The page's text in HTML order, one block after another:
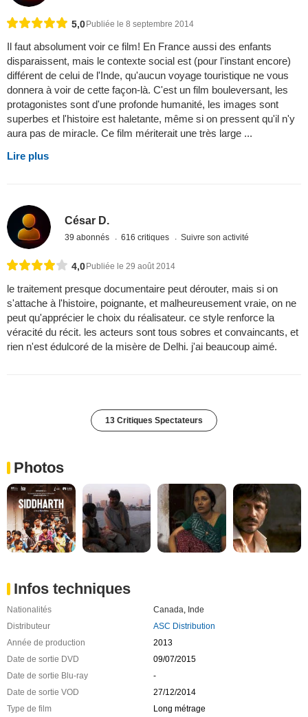
5,0Publiée le 8 septembre 2014
Il faut absolument voir ce film! En France aussi des enfants
disparaissent, mais le contexte social est (pour l'instant encore)
différent de celui de l'Inde, qu'aucun voyage touristique ne vous
donnera à voir de cette façon-là. C'est un film bouleversant, les
protagonistes sont d'une profonde humanité, les images sont
superbes et l'histoire est haletante, même si on pressent qu'il n'y
aura pas de miracle. Ce film mériterait une très large ...
Lire plus
César D.
39 abonnés 616 critiques Suivre son activité
4,0 Publiée le 29 août 2014
le traitement presque documentaire peut dérouter, mais si on
s'attache à l'histoire, poignante, et malheureusement vraie, on ne
peut qu'apprécier le choix du réalisateur. ce style renforce la
véracité du récit. les acteurs sont tous sobres et convaincants, et
rien n'est édulcoré de la misère de Delhi. j'ai beaucoup aimé.
13 Critiques Spectateurs
Photos
Infos techniques
Nationalités Canada Inde
Distributeur
ASC Distribution
Année de production
2013
Date de sortie DVD
09/07/2015
Date de sortie Blu-ray
-
Date de sortie VOD
27/12/2014
Type de film
Long métrage